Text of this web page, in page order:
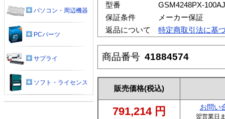
型番
GSM4248PX-
保証条件
メーカー保証
返品について
特定商取引法に基
商品番号 41884574
販売価格(税込)
791,214 円 お問い
翌営業日
パソコン・周辺機器
PCパーツ
サプライ
ソフト・ライセンス